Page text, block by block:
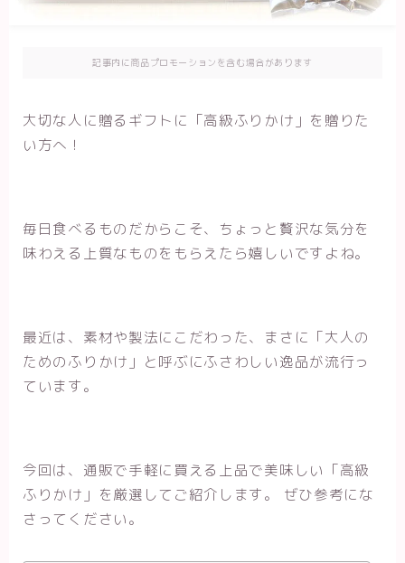
記事内に商品プロモーションを含む場合があります
大切な人に贈るギフトに「高級ふりかけ」を贈りた
い方へ！
毎日食べるものだからこそ、ちょっと贅沢な気分を
味わえる上質なものをもらえたら嬉しいですよね。
最近は、素材や製法にこだわった、まさに「大人の
ためのふりかけ」と呼ぶにふさわしい逸品が流行っ
ています。
今回は、通販で手軽に買える上品で美味しい「高級
ふりかけ」を厳選してご紹介します。 ぜひ参考にな
さってください。